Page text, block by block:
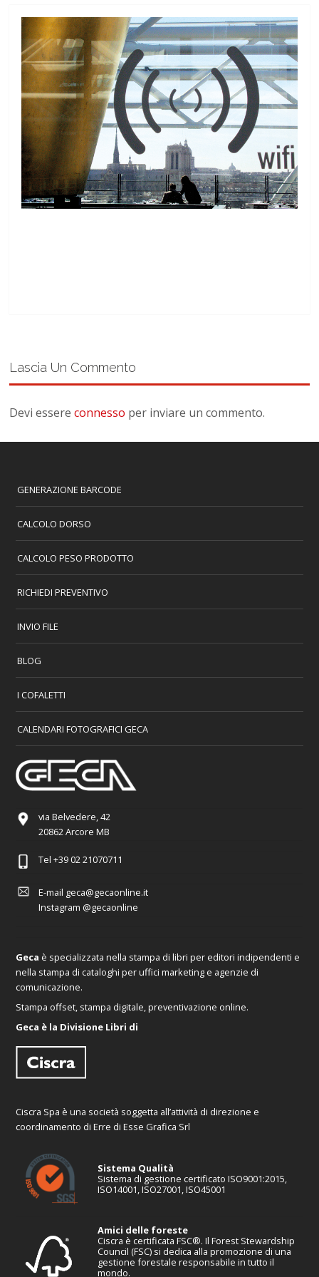
Lascia Un Commento
Devi essereconnesso per inviare un commento.
GENERAZIONE BARCODE
CALCOLO DORSO
CALCOLO PESO PRODOTTO
RICHIEDI PREVENTIVO
INVIO FILE
BLOG
I COFALETTI
CALENDARI FOTOGRAFICI GECA
via Belvedere, 42
20862 Arcore MB
Tel +39 02 21070711
E-mail geca@gecaonline.it
Instagram @gecaonline
Geca è specializzata nella stampa di libri per editori indipendenti e
nella stampa di cataloghi per uffici marketing e agenzie di
comunicazione.
Stampa offset, stampa digitale, preventivazione online.
Geca è la Divisione Libri di
Ciscra Spa è una società soggetta all’attività di direzione e
coordinamento di Erre di Esse Grafica Srl
Sistema Qualità
Sistema di gestione certificato ISO9001:2015,
ISO14001, ISO27001, ISO45001
Amici delle foreste
Ciscra è certificata FSC®. Il Forest Stewardship
Council (FSC) si dedica alla promozione di una
gestione forestale responsabile in tutto il
mondo.